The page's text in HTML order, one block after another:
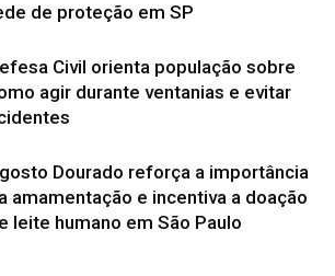
de proteção em SP
Civil orienta população sobre
agir durante ventanias e evitar
Dourado reforça a importância
amamentação e incentiva a doação
leite humano em São Paulo